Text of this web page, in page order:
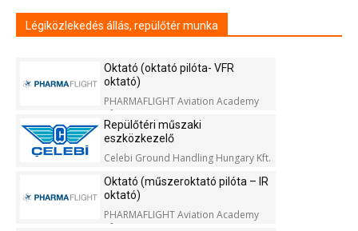
Légiközlekedés állás, repülőtér munka
Oktató (oktató pilóta- VFR
oktató)
PHARMAFLIGHT Aviation Academy
Kft.
Repülőtéri műszaki
eszközkezelő
Celebi Ground Handling Hungary Kft.
Oktató (műszeroktató pilóta – IR
oktató)
PHARMAFLIGHT Aviation Academy
Kft.